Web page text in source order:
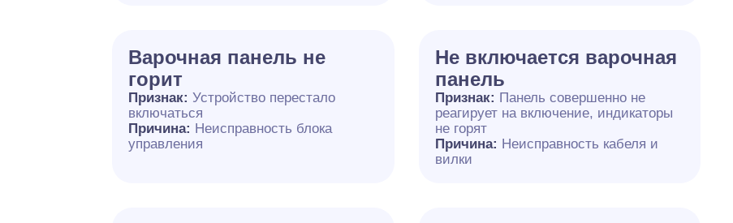
Варочная панель не
горит
Признак:Устройство перестало
включаться
Причина: Неисправность блока
управления
Не включается варочная
панель
Признак: Панель совершенно не
реагирует на включение, индикаторы
не горят
Причина: Неисправность кабеля и
вилки